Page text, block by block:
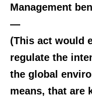
Management
—
(This act would
regulate the
the global
means, that are